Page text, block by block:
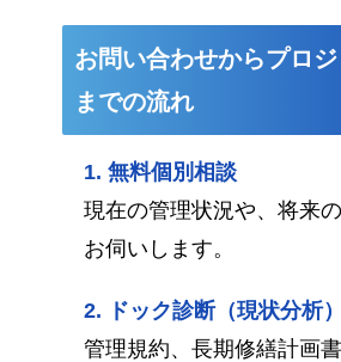
お問い合わせからプロ
までの流れ
無料個別相談
現在の管理状況や、将来
お伺いします。
ドック診断（現状分析）
管理規約、長期修繕計画